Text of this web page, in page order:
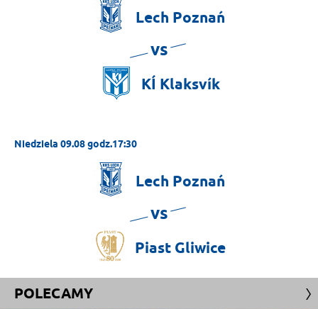
Lech Poznań
vs
KÍ Klaksvík
Niedziela 09.08 godz.17:30
Lech Poznań
vs
Piast Gliwice
POLECAMY